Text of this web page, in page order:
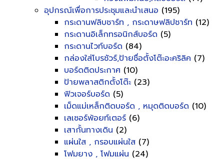
อุปกรณ์เพื่อการประชุมและนำเสนอ (195)
กระดานฟลิบชาร์ท , กระดาษฟลิปชาร์ท (12)
กระดานอิเล็กทรอนิกส์บอร์ด (5)
กระดานไวท์บอร์ด (84)
กล่องใส่โบรชัวร์,ป้ายชื่อตั้งโต๊ะอะคริลิค (7)
บอร์ดติดประกาศ (10)
ป้ายพลาสติกตั้งโต๊ะ (23)
ฟิวเจอร์บอร์ด (5)
เม็ดแม่เหล็กติดบอร์ด , หมุดติดบอร์ด (10)
เลเซอร์พ้อยท์เตอร์ (6)
เสากั้นทางเดิน (2)
แผ่นใส , กรอบแผ่นใส (7)
โฟมยาง , โฟมแผ่น (24)